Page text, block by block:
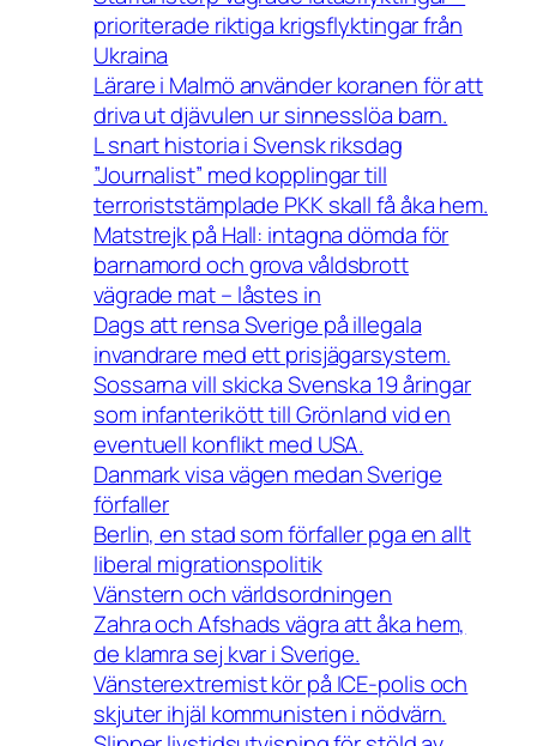
prioriterade riktiga krigsflyktingar från
Ukraina
Lärare i Malmö använder koranen för att
driva ut djävulen ur sinnesslöa barn.
L snart historia i Svensk riksdag
”Journalist” med kopplingar till
terroriststämplade PKK skall få åka hem.
Matstrejk på Hall: intagna dömda för
barnamord och grova våldsbrott
vägrade mat – låstes in
Dags att rensa Sverige på illegala
invandrare med ett prisjägarsystem.
Sossarna vill skicka Svenska 19 åringar
som infanterikött till Grönland vid en
eventuell konflikt med USA.
Danmark visa vägen medan Sverige
förfaller
Berlin, en stad som förfaller pga en allt
liberal migrationspolitik
Vänstern och världsordningen
Zahra och Afshads vägra att åka hem,
de klamra sej kvar i Sverige.
Vänsterextremist kör på ICE-polis och
skjuter ihjäl kommunisten i nödvärn.